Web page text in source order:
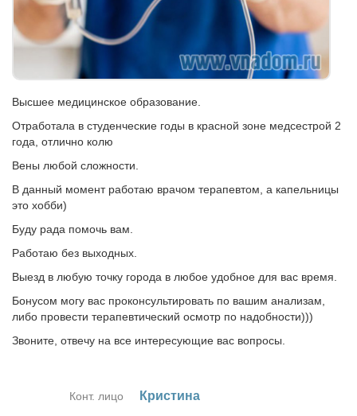
Высшее медицинское образование.
Отработала в студенческие годы в красной зоне медсестрой 2
года, отлично колю
Вены любой сложности.
В данный момент работаю врачом терапевтом, а капельницы
это хобби)
Буду рада помочь вам.
Работаю без выходных.
Выезд в любую точку города в любое удобное для вас время.
Бонусом могу вас проконсультировать по вашим анализам,
либо провести терапевтический осмотр по надобности)))
Звоните, отвечу на все интересующие вас вопросы.
Конт. лицо Кри­сти­на